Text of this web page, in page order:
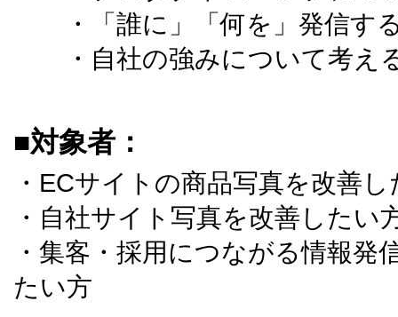
・「誰に」「何を」発信す
・自社の強みについて考え
■対象者：
・ECサイトの商品写真を改善
・自社サイト写真を改善したい
・集客・採用につながる情報
たい方